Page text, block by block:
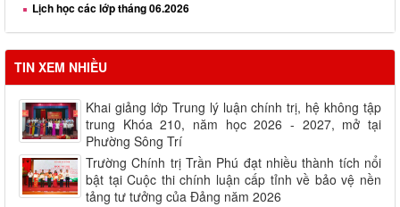
Lịch học các lớp tháng 08.2026
TIN XEM NHIỀU
Khai giảng lớp Trung lý luận chính trị, hệ không tập
trung Khóa 210, năm học 2026 - 2027, mở tại
Phường Sông Trí
Trường Chính trị Trần Phú đạt nhiều thành tích nổi
bật tại Cuộc thi chính luận cấp tỉnh về bảo vệ nền
tảng tư tưởng của Đảng năm 2026